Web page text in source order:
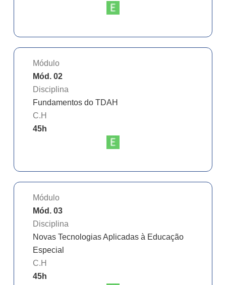
Módulo
Mód. 02
Disciplina
Fundamentos do TDAH
C.H
45h
Módulo
Mód. 03
Disciplina
Novas Tecnologias Aplicadas à Educação
Especial
C.H
45h